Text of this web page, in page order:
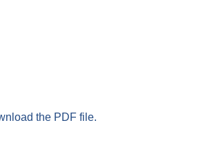
the PDF file.